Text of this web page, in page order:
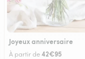
Joyeux anniversaire
À partir de42€95